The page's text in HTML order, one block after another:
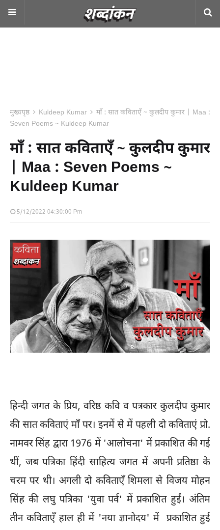
मुख्यपृष्ठ Kuldeep Kumar
माँ : सात कविताएँ ~ कुलदीप कुमार | Maa :
Seven Poems ~ Kuldeep Kumar
माँ : सात कविताएँ ~ कुलदीप कुमार
| Maa : Seven Poems ~
Kuldeep Kumar
5/12/2022 04:30:00 Pm
हिन्दी जगत के प्रिय, वरिष्ठ कवि व पत्रकार कुलदीप कुमार
की सात कविताएं माँ पर। इनमें से में पहली दो कविताएं प्रो.
नामवर सिंह द्वारा 1976 में 'आलोचना' में प्रकाशित की गई
थीं, जब पत्रिका हिंदी साहित्य जगत में अपनी प्रतिष्ठा के
चरम पर थी। अगली दो कविताएँ शिमला से विजय मोहन
सिंह की लघु पत्रिका 'युवा पर्व' में प्रकाशित हुईं। अंतिम
तीन कविताएँ हाल ही में 'नया ज्ञानोदय' में प्रकाशित हुई